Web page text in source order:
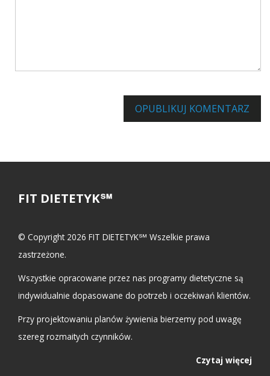
OPUBLIKUJ KOMENTARZ
FIT DIETETYK℠
© Copyright 2026 FIT DIETETYK℠ Wszelkie prawa
zastrzeżone.
Wszystkie opracowane przez nas programy dietetyczne są
indywidualnie dopasowane do potrzeb i oczekiwań klientów.
Przy projektowaniu planów żywienia bierzemy pod uwagę
szereg rozmaitych czynników.
Czytaj więcej